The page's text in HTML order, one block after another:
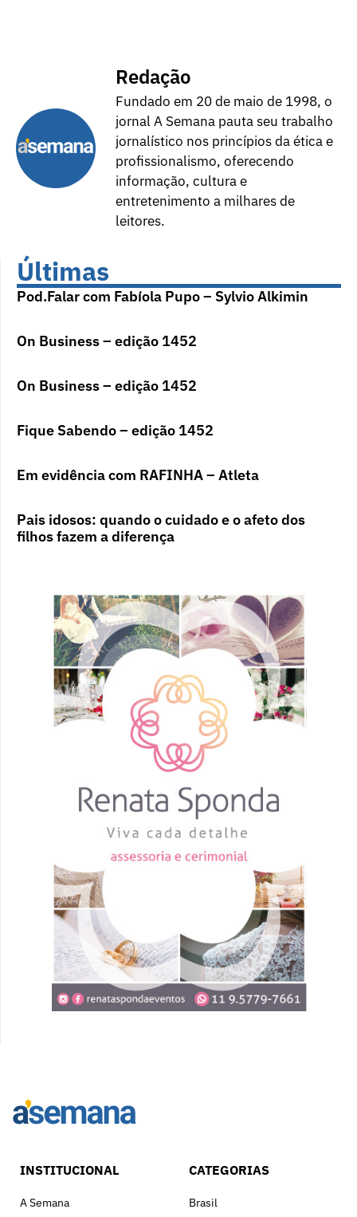
Redação
Fundado em 20 de maio de 1998, o
jornal A Semana pauta seu trabalho
jornalístico nos princípios da ética e
profissionalismo, oferecendo
informação, cultura e
entretenimento a milhares de
leitores.
Últimas
Pod.Falar com Fabíola Pupo – Sylvio Alkimin
On Business – edição 1452
On Business – edição 1452
Fique Sabendo – edição 1452
Em evidência com RAFINHA – Atleta
Pais idosos: quando o cuidado e o afeto dos
filhos fazem a diferença
INSTITUCIONAL
A Semana
CATEGORIAS
Brasil